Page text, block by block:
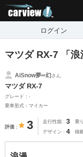
ログイン
マツダ RX-7 「
AiSnow夢∞幻さん
マツダ RX-7
グレード：-
乗車形式：マイカー
評価 3 走行性能 3 乗
デザイン 4 積